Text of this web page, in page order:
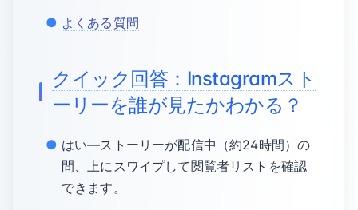
よくある質問
クイック回答：Instagramスト
ーリーを誰が見たかわかる？
はい—ストーリーが配信中（約24時間）の
間、上にスワイプして閲覧者リストを確認
できます。